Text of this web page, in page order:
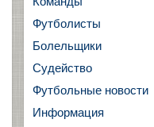
Футболисты
Болельщики
Судейство
Футбольные новости
Информация